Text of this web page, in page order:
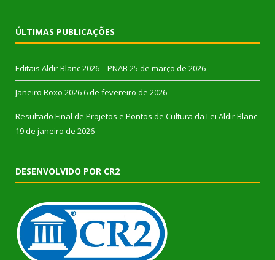
ÚLTIMAS PUBLICAÇÕES
Editais Aldir Blanc 2026 – PNAB 25 de março de 2026
Janeiro Roxo 2026 6 de fevereiro de 2026
Resultado Final de Projetos e Pontos de Cultura da Lei Aldir Blanc
19 de janeiro de 2026
DESENVOLVIDO POR CR2